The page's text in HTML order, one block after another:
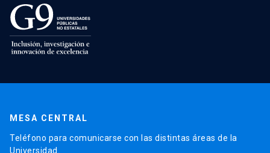
MESA CENTRAL
Teléfono para comunicarse con las distintas áreas de la
Universidad.